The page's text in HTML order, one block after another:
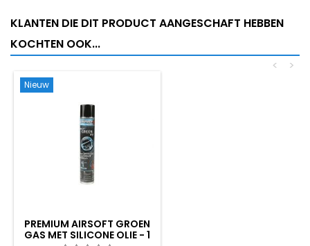
KLANTEN DIE DIT PRODUCT AANGESCHAFT HEBBEN
KOCHTEN OOK...
>
<
Nieuw
PREMIUM AIRSOFT GROEN
GAS MET SILICONE OLIE - 1